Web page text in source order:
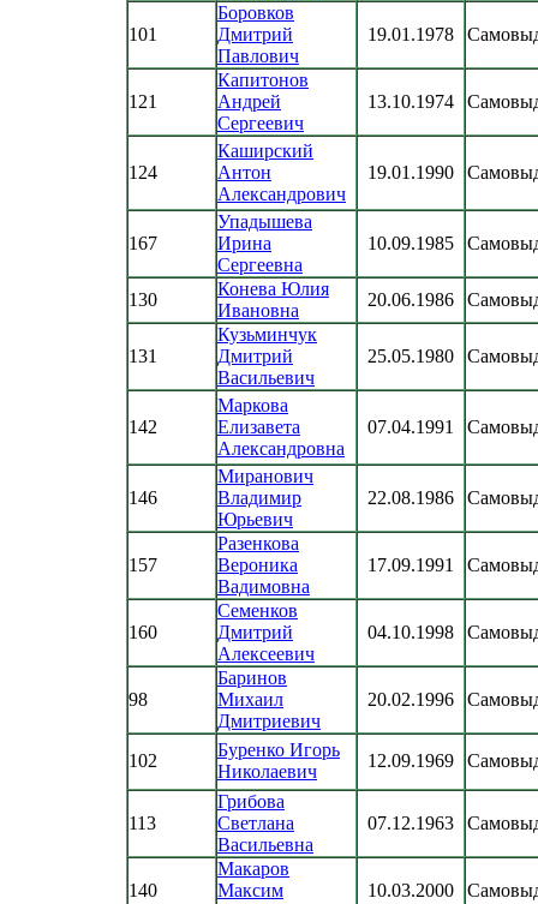
101
Боровков
Дмитрий
Павлович
19.01.1978
121
Капитонов
Андрей
Сергеевич
13.10.1974
124
Каширский
Антон
Александрович
19.01.1990
167
Упадышева
Ирина
Сергеевна
10.09.1985
130
Конева Юлия
Ивановна
20.06.1986
131
Кузьминчук
Дмитрий
Васильевич
25.05.1980
142
Маркова
Елизавета
Александровна
07.04.1991
146
Миранович
Владимир
Юрьевич
22.08.1986
157
Разенкова
Вероника
Вадимовна
17.09.1991
160
Семенков
Дмитрий
Алексеевич
04.10.1998
98
Баринов
Михаил
Дмитриевич
20.02.1996
102
Буренко Игорь
Николаевич
12.09.1969
113
Грибова
Светлана
Васильевна
07.12.1963
140
Макаров
Максим
10.03.2000